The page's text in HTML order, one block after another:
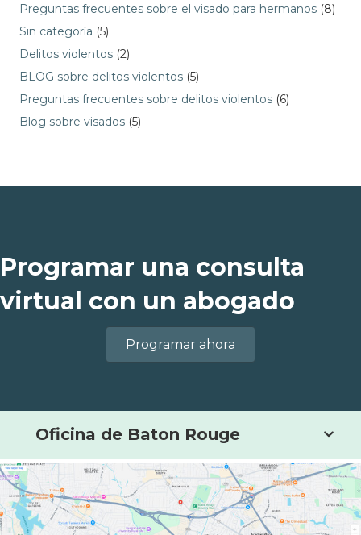
Preguntas frecuentes sobre el visado para hermanos (8)
Sin categoría (5)
Delitos violentos (2)
BLOG sobre delitos violentos (5)
Preguntas frecuentes sobre delitos violentos (6)
Blog sobre visados (5)
Programar una consulta
virtual con un abogado
Programar ahora
Oficina de Baton Rouge